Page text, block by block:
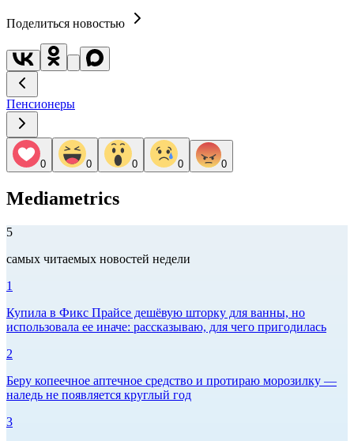
Поделиться новостью
Пенсионеры
0 0 0 0 0
Mediametrics
5
самых читаемых новостей недели
1
Купила в Фикс Прайсе дешёвую шторку для ванны, но
использовала ее иначе: рассказываю, для чего пригодилась
2
Беру копеечное аптечное средство и протираю морозилку —
наледь не появляется круглый год
3